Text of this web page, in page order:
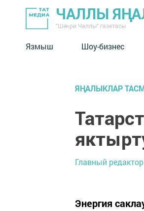
ЧАЛЛЫ
"Шәһри Чаллы" газетасы
Язмыш Шоу-бизнес
ЯҢАЛЫКЛАР
Главный
Энергия